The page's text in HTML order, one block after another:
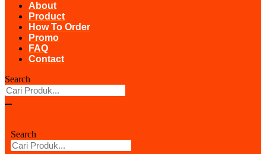
About
Product
How To Order
Promo
FAQ
Contact
Search
Search